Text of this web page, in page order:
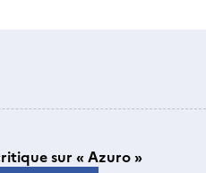
sur « Azuro »